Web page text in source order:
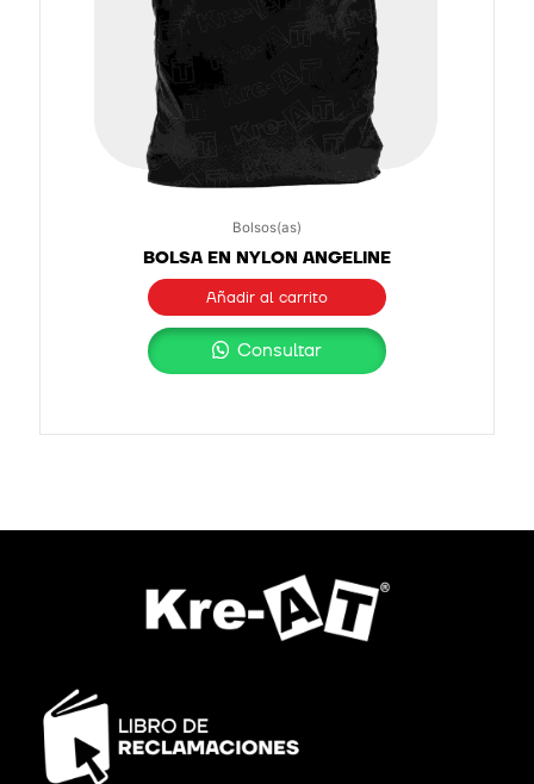
Bolsos(as)
BOLSA EN NYLON ANGELINE
Añadir al carrito
Consultar